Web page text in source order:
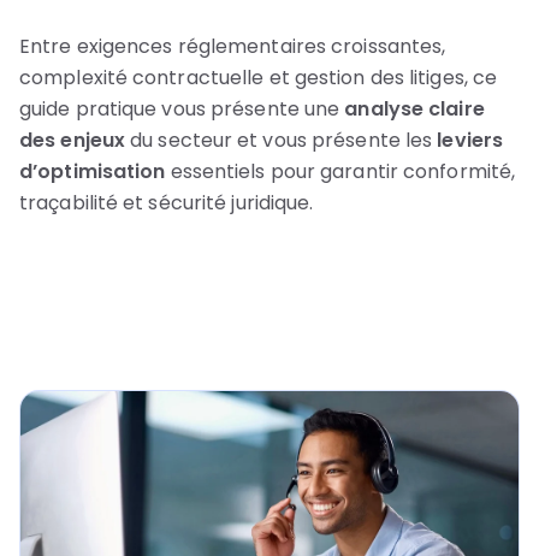
Entre exigences réglementaires croissantes,
complexité contractuelle et gestion des litiges, ce
guide pratique vous présente une analyse claire
des enjeuxdu secteur et vous présente les leviers
d’optimisation essentiels pour garantir conformité,
traçabilité et sécurité juridique.